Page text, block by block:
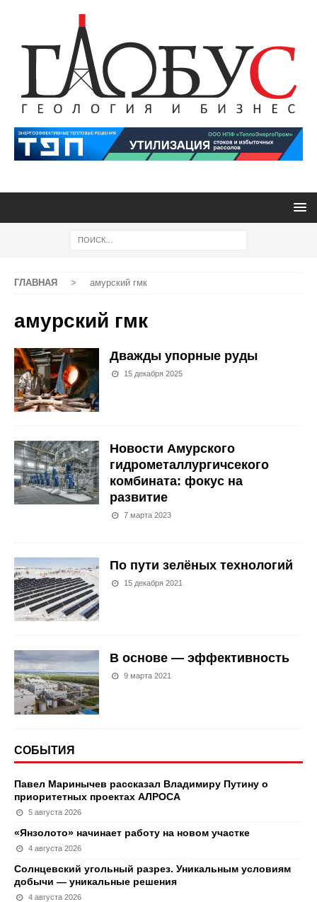
ГЛАВНАЯ > амурский гмк
амурский гмк
Дважды упорные руды
15 декабря 2025
Новости Амурского
гидрометаллургичсекого
комбината: фокус на
развитие
7 марта 2023
По пути зелёных технологий
15 декабря 2021
В основе — эффективность
9 марта 2021
СОБЫТИЯ
Павел Маринычев рассказал Владимиру Путину о
приоритетных проектах АЛРОСА
5 августа 2026
«Янзолото» начинает работу на новом участке
4 августа 2026
Солнцевский угольный разрез. Уникальным условиям
добычи — уникальные решения
4 августа 2026